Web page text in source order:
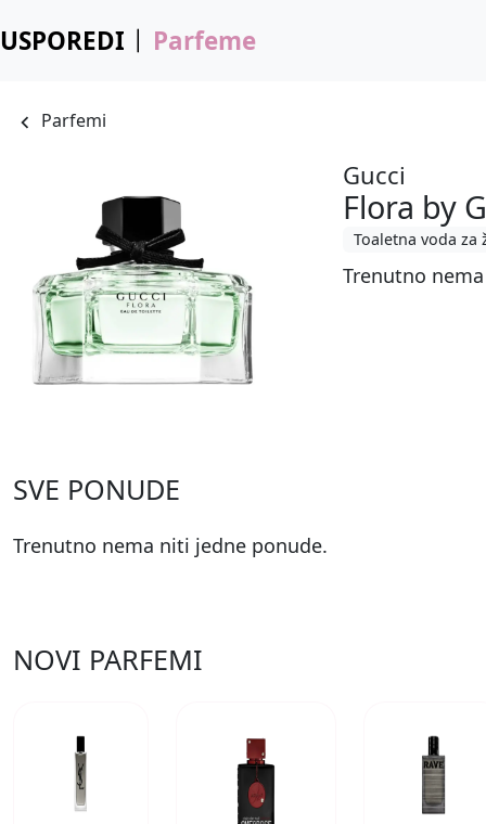
USPOREDI Parfeme
Parfemi
Gucci
Flora by
Toaletna voda za
Trenutno
SVE PONUDE
Trenutno nema niti jedne ponude.
NOVI PARFEMI